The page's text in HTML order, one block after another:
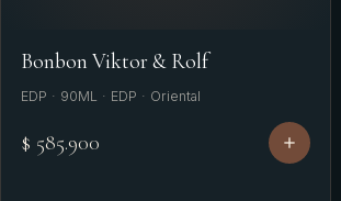
Bonbon Viktor & Rolf
EDP · 90ML · EDP · Oriental
$ 585.900